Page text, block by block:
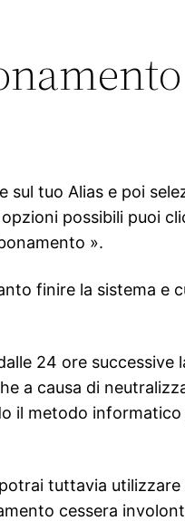
sul tuo Alias e poi
possibili puoi
».
finire la sistema e
24 ore
a causa di
il metodo
tuttavia
cessera